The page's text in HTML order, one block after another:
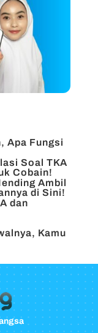
Apa Fungsi
Soal TKA
Cobain!
Ambil
di Sini!
dan
Kamu